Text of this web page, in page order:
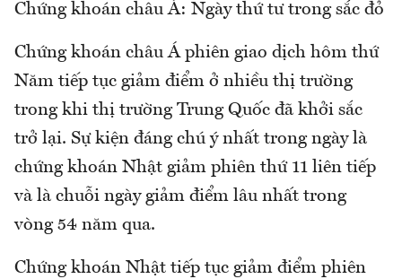
Chứng khoán châu Á: Ngày thứ tư trong sắc đỏ
Chứng khoán châu Á phiên giao dịch hôm thứ
Năm tiếp tục giảm điểm ở nhiều thị trường
trong khi thị trường Trung Quốc đã khởi sắc
trở lại. Sự kiện đáng chú ý nhất trong ngày là
chứng khoán Nhật giảm phiên thứ 11 liên tiếp
và là chuỗi ngày giảm điểm lâu nhất trong
vòng 54 năm qua.
Chứng khoán Nhật tiếp tục giảm điểm phiên